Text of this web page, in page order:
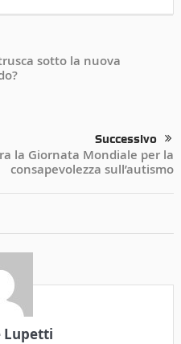
sotto la nuova
Successivo
la Giornata Mondiale per la
consapevolezza sull’autismo
Lupetti